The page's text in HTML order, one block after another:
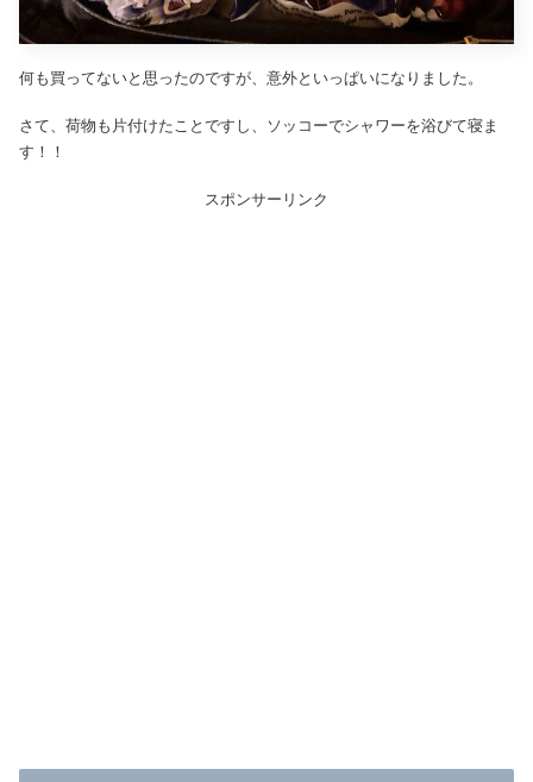
何も買ってないと思ったのですが、意外といっぱいになりました。
さて、荷物も片付けたことですし、ソッコーでシャワーを浴びて寝ま
す！！
スポンサーリンク